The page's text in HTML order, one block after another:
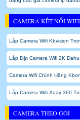
CAMERA KẾT NỐI WIFI
Lắp Camera Wifi Kbvision
Lắp Đặt Camera Wifi 2K
Camera Wifi Chính Hãng
Lắp Camera Wifi Xoay 360
CAMERA THEO GÓI